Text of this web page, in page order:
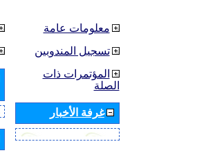
معلومات عامة
تسجيل المندوبين
المؤتمرات ذات
الصلة
غرفة الأخبار